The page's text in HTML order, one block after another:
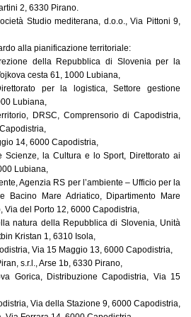
2, 6330 Pirano.
Studio mediterana, d.o.o., Via Pittoni 9,
alla pianificazione territoriale:
della Repubblica di Slovenia per la
cesta 61, 1000 Lubiana,
per la logistica, Settore gestione
Lubiana,
DRSC, Comprensorio di Capodistria,
14, 6000 Capodistria,
Scienze, la Cultura e lo Sport, Direttorato ai
Lubiana,
Agenzia RS per l’ambiente – Ufficio per la
Bacino Mare Adriatico, Dipartimento Mare
del Porto 12, 6000 Capodistria,
natura della Repubblica di Slovenia, Unità
Kristan 1, 6310 Isola,
Via 15 Maggio 13, 6000 Capodistria,
s.r.l., Arse 1b, 6330 Pirano,
Gorica, Distribuzione Capodistria, Via 15
Via della Stazione 9, 6000 Capodistria,